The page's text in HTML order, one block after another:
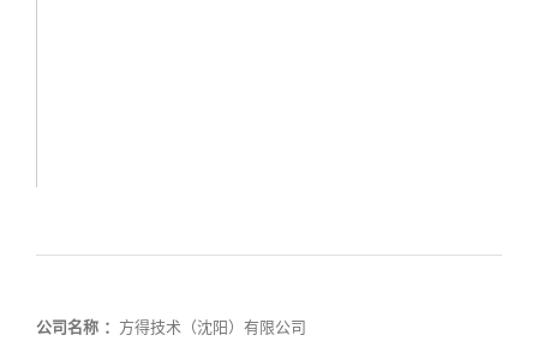
公司名称 ： 方得技术（沈阳）有限公司